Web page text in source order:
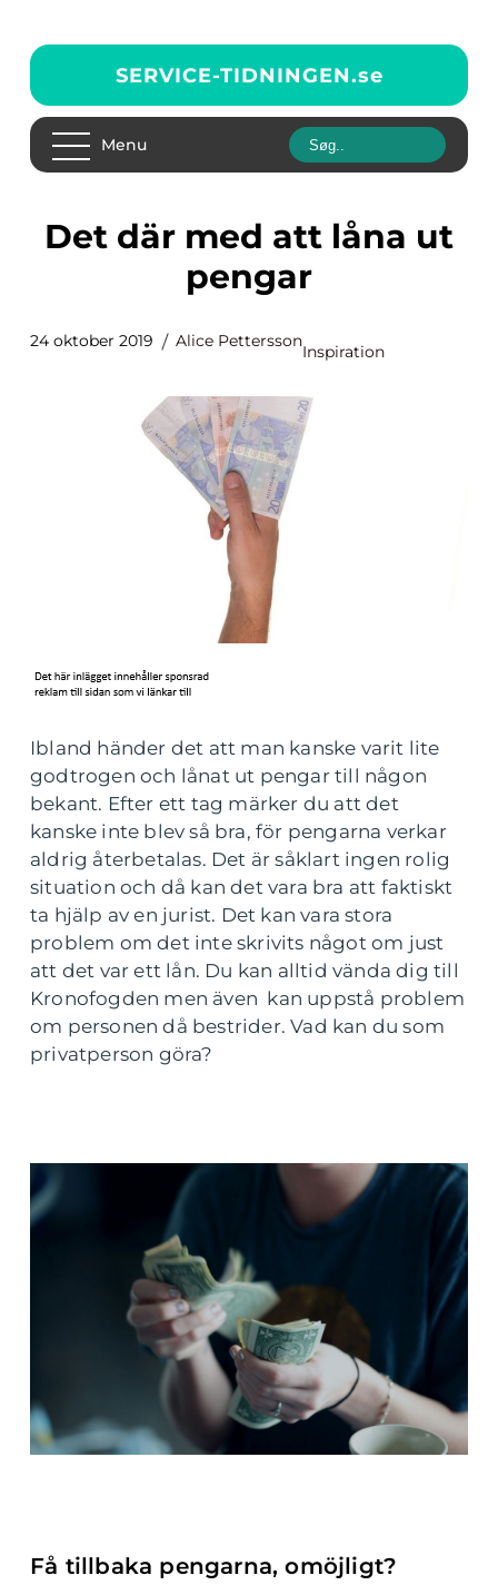
SERVICE-TIDNINGEN.se
Menu
Det där med att låna ut
pengar
24 oktober 2019 Alice Pettersson
Inspiration
Ibland händer det att man kanske varit lite
godtrogen och lånat ut pengar till någon
bekant. Efter ett tag märker du att det
kanske inte blev så bra, för pengarna verkar
aldrig återbetalas. Det är såklart ingen rolig
situation och då kan det vara bra att faktiskt
ta hjälp av en jurist. Det kan vara stora
problem om det inte skrivits något om just
att det var ett lån. Du kan alltid vända dig till
Kronofogden men även kan uppstå problem
om personen då bestrider. Vad kan du som
privatperson göra?
Få tillbaka pengarna, omöjligt?